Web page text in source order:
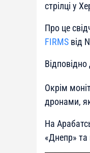
стрілці у
Про це
FIRMS від
Окрім
дронами,
На
«Днепр» та